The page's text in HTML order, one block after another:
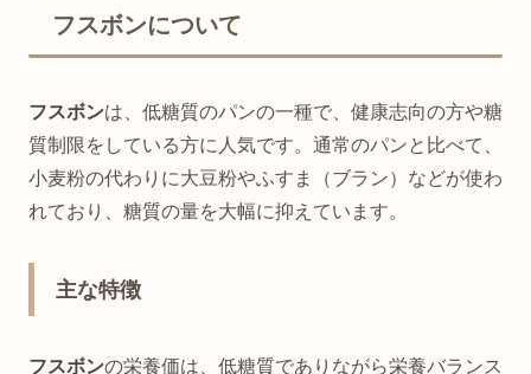
フスボンについて
フスボンは、低糖質のパンの一種で、健康志向の方や糖
質制限をしている方に人気です。通常のパンと比べて、
小麦粉の代わりに大豆粉やふすま（ブラン）などが使わ
れており、糖質の量を大幅に抑えています。
主な特徴
フスボンの栄養価は、低糖質でありながら栄養バランス